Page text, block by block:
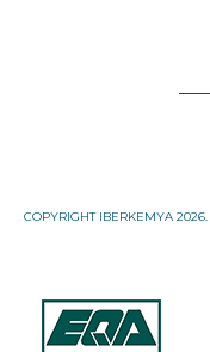
COPYRIGHT IBERKEMYA